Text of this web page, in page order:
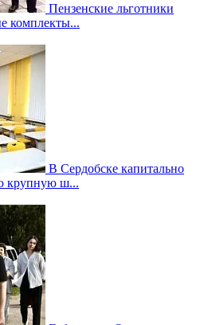
Пензенские льготники
комплекты...
В Сердобске капитально
крупную ш...